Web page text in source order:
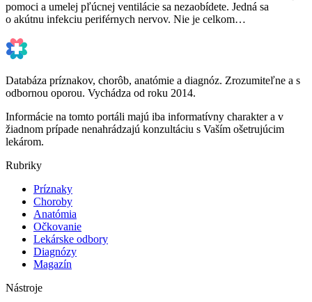
pomoci a umelej pľúcnej ventilácie sa nezaobídete. Jedná sa
o akútnu infekciu periférnych nervov. Nie je celkom…
Databáza príznakov, chorôb, anatómie a diagnóz. Zrozumiteľne a s
odbornou oporou. Vychádza od roku 2014.
Informácie na tomto portáli majú iba informatívny charakter a v
žiadnom prípade nenahrádzajú konzultáciu s Vaším ošetrujúcim
lekárom.
Rubriky
Príznaky
Choroby
Anatómia
Očkovanie
Lekárske odbory
Diagnózy
Magazín
Nástroje